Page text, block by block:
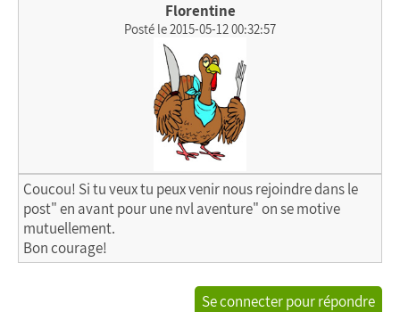
Florentine
Posté le 2015-05-12 00:32:57
Coucou! Si tu veux tu peux venir nous rejoindre dans le
post" en avant pour une nvl aventure" on se motive
mutuellement.
Bon courage!
Se connecter pour répondre